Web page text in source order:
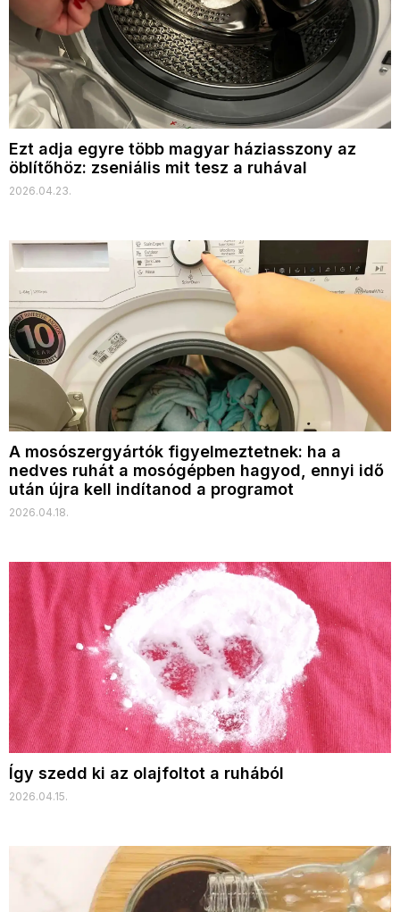
Ezt adja egyre több magyar háziasszony az
öblítőhöz: zseniális mit tesz a ruhával
2026.04.23.
A mosószergyártók figyelmeztetnek: ha a
nedves ruhát a mosógépben hagyod, ennyi idő
után újra kell indítanod a programot
2026.04.18.
Így szedd ki az olajfoltot a ruhából
2026.04.15.